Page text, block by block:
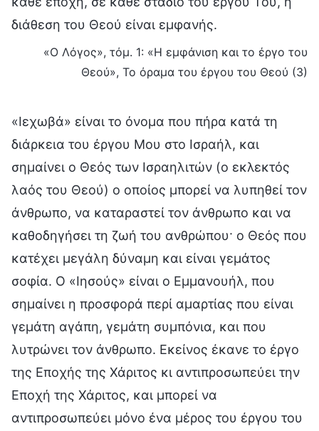
διάθεση του Θεού είναι εμφανής.
«Ο Λόγος», τόμ. 1: «Η εμφάνιση και το έργο του
Θεού», Το όραμα του έργου του Θεού (3)
«Ιεχωβά» είναι το όνομα που πήρα κατά τη
διάρκεια του έργου Μου στο Ισραήλ, και
σημαίνει ο Θεός των Ισραηλιτών (ο εκλεκτός
λαός του Θεού) ο οποίος μπορεί να λυπηθεί τον
άνθρωπο, να καταραστεί τον άνθρωπο και να
καθοδηγήσει τη ζωή του ανθρώπου· ο Θεός που
κατέχει μεγάλη δύναμη και είναι γεμάτος
σοφία. Ο «Ιησούς» είναι ο Εμμανουήλ, που
σημαίνει η προσφορά περί αμαρτίας που είναι
γεμάτη αγάπη, γεμάτη συμπόνια, και που
λυτρώνει τον άνθρωπο. Εκείνος έκανε το έργο
της Εποχής της Χάριτος κι αντιπροσωπεύει την
Εποχή της Χάριτος, και μπορεί να
αντιπροσωπεύει μόνο ένα μέρος του έργου του